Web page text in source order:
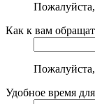
Как к вам
Удобное время